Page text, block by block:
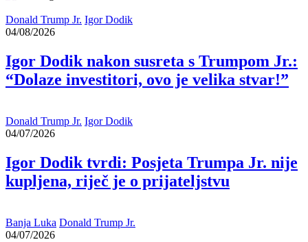
Donald Trump Jr. Igor Dodik
04/08/2026
Igor Dodik nakon susreta s Trumpom Jr.:
“Dolaze investitori, ovo je velika stvar!”
Donald Trump Jr. Igor Dodik
04/07/2026
Igor Dodik tvrdi: Posjeta Trumpa Jr. nije
kupljena, riječ je o prijateljstvu
Banja Luka Donald Trump Jr.
04/07/2026